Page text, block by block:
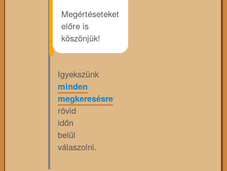
Megértéseteket
előre is
köszönjük!
Igyekszünk
minden
megkeresésre
rövid
időn
belül
válaszolni.